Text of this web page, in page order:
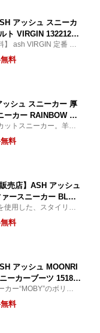
アッシュ スニーカ
ト VIRGIN 132212 |
厚底 シークレットイ
歩きやすい ヴィンテ
】 ash VIRGIN 定番 レ
プ付き 靴 履きやすい
レンド 羊革 ご褒美 レ
料
ッシュ スニーカー 厚
ーカー RAINBOW 13
底 ベルト シークレ
効果 歩きやすい ヴ
ットスニーカー。羊革
級感がある、人気の4本
ップデート版です
料
売店】ASH アッシュ
ースニーカー BLAC
ーズ 光沢感 ホワイト
け スポーティ スト
使用した、スタイリン
するローファースニ
料
アッシュ MOONRI
ーカーブーツ 15181
ツ 厚底 フェイクフ
クッション性 旅行
ー“MOBY”のボリュー
し、ぽってりとした可
げました。
料